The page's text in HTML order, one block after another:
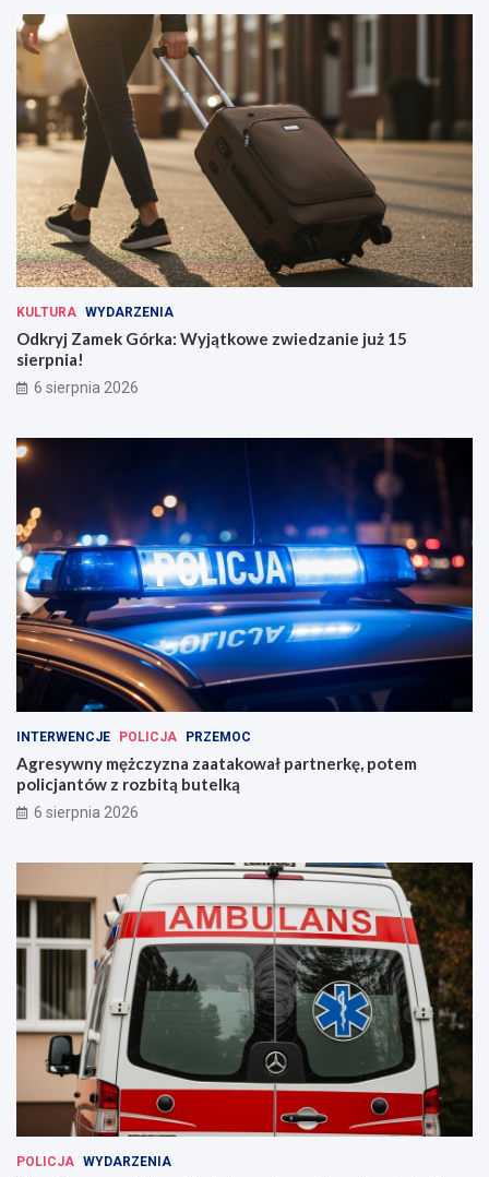
KULTURA WYDARZENIA
Odkryj Zamek Górka: Wyjątkowe zwiedzanie już 15
sierpnia!
6 sierpnia 2026
INTERWENCJE POLICJA PRZEMOC
Agresywny mężczyzna zaatakował partnerkę, potem
policjantów z rozbitą butelką
6 sierpnia 2026
POLICJA WYDARZENIA